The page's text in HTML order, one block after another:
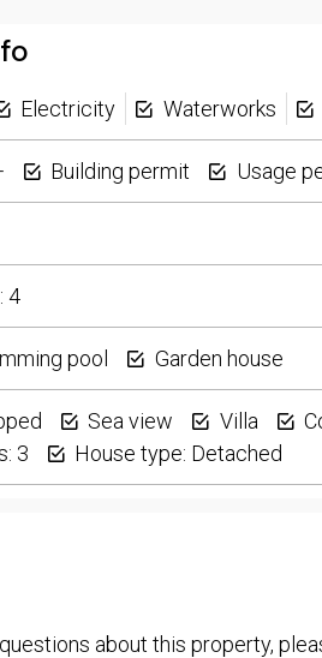
Electricity Waterworks
Building permit Usage
4
pool Garden house
Sea view Villa
3
House type: Detached
about this property,